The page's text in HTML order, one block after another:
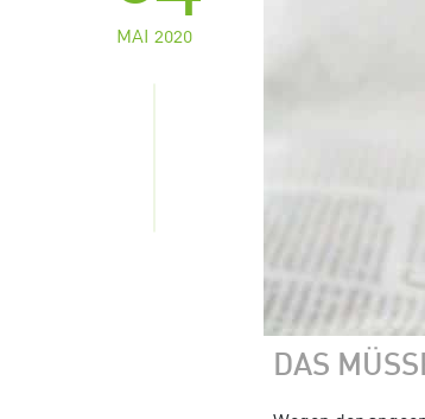
MAI 2020
DAS